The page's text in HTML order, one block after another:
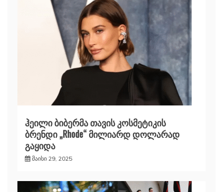
ჰეილი ბიბერმა თავის კოსმეტიკის
ბრენდი „Rhode“ მილიარდ დოლარად
გაყიდა
მაისი 29, 2025